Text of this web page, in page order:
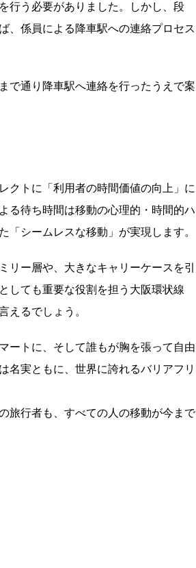
行う必要がありました。しかし、段
、係員による降車駅への連絡プロセス
で通り降車駅へ連絡を行ったうえで案
クトに「利用者の時間価値の向上」に
る待ち時間は移動の心理的・時間的ハ
シームレスな移動」が実現します。
リー層や、大きなキャリーケースを引
しても重要な役割を担う大阪環状線
えるでしょう。
ートに、そして誰もが胸を張って自由
名実ともに、世界に誇れるバリアフリ
旅行者も、 すべての人の移動が今まで